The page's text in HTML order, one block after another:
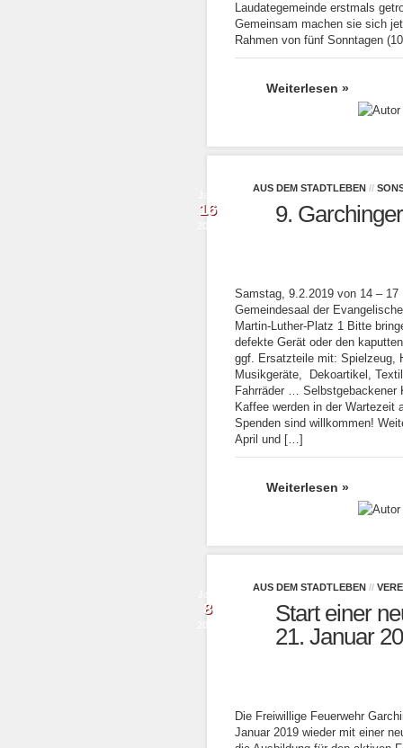
Laudategemeinde erstmals
Gemeinsam machen sie sich
Rahmen von fünf Sonntagen
Weiterlesen »
16
AUS DEM STADTLEBEN //
9.
Samstag, 9.2.2019 von 14 – 17
Gemeindesaal der
Martin-Luther-Platz 1 Bitte
defekte Gerät oder den
ggf. Ersatzteile mit: Spielzeug,
Musikgeräte, Dekoartikel,
Fahrräder … Selbstgebackener
Kaffee werden in der Wartezeit
Spenden sind willkommen!
April und […]
Weiterlesen »
8
AUS DEM STADTLEBEN //
Start einer
21. Januar
Die Freiwillige Feuerwehr
Januar 2019 wieder mit einer